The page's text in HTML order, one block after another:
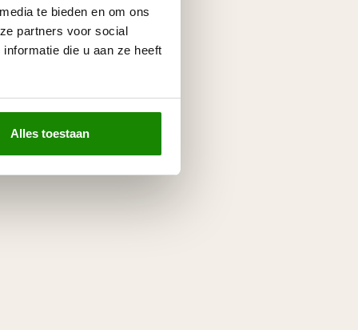
te bieden en om ons
partners voor social
die u aan ze heeft
Alles toestaan